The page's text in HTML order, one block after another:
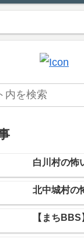
白川村の怖
北中城村の
【まち